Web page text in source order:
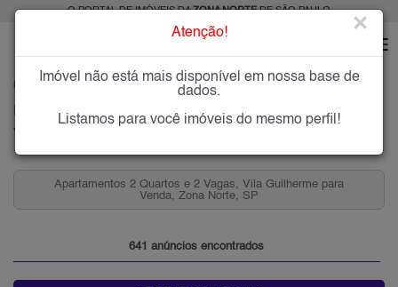
O PORTAL DE IMÓVEIS DAZONA NORTEDE SÃO PAULO
VILA GUILHERME
Imóveis à Venda na Vila Guilherme, Zona Norte de São Paulo
Vila Guilherme, Zona Norte
Apartamentos 2 quartos, Vila Guilherme para Venda,
Zona Norte, SP
641 anúncios encontrados
Atenção! ×
Imóvel não está mais disponível em nossa base de
dados.
Listamos para você imóveis do mesmo perfil!